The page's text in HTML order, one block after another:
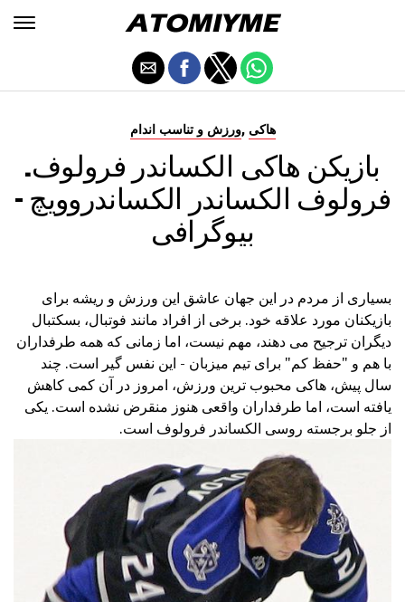
ورزش و تناسب اندام, هاکی
بازیکن هاکی الکساندر فرولوف.
فرولوف الکساندر الکساندروویچ -
بیوگرافی
بسیاری از مردم در این جهان عاشق این ورزش و ریشه برای
بازیکنان مورد علاقه خود. برخی از افراد مانند فوتبال، بسکتبال
دیگران ترجیح می دهند، مهم نیست، اما زمانی که همه طرفداران
با هم و "حفظ کم" برای تیم میزبان - این نفس گیر است. چند
سال پیش، هاکی محبوب ترین ورزش، امروز در آن کمی کاهش
یافته است، اما طرفداران واقعی هنوز منقرض نشده است. یکی
از جلو برجسته روسی الکساندر فرولوف است.